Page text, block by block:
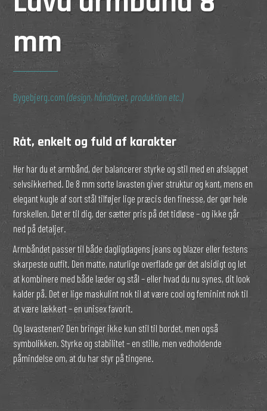
mm
Bygebjerg.com(design, håndlavet, produktion etc.)
Råt, enkelt og fuld af karakter
Her har du et armbånd, der balancerer styrke og stil med en afslappet
selvsikkerhed. De 8 mm sorte lavasten giver struktur og kant, mens en
elegant kugle af sort stål tilføjer lige præcis den finesse, der gør hele
forskellen. Det er til dig, der sætter pris på det tidløse – og ikke går
ned på detaljer.
Armbåndet passer til både dagligdagens jeans og blazer eller festens
skarpeste outfit. Den matte, naturlige overflade gør det alsidigt og let
at kombinere med både læder og stål – eller hvad du nu synes, dit look
kalder på. Det er lige maskulint nok til at være cool og feminint nok til
at være lækkert – en unisex favorit.
Og lavastenen? Den bringer ikke kun stil til bordet, men også
symbolikken. Styrke og stabilitet – en stille, men vedholdende
påmindelse om, at du har styr på tingene.